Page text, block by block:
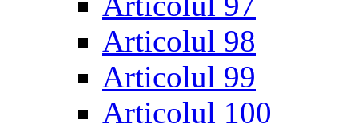
Articolul 98
Articolul 99
Articolul 100